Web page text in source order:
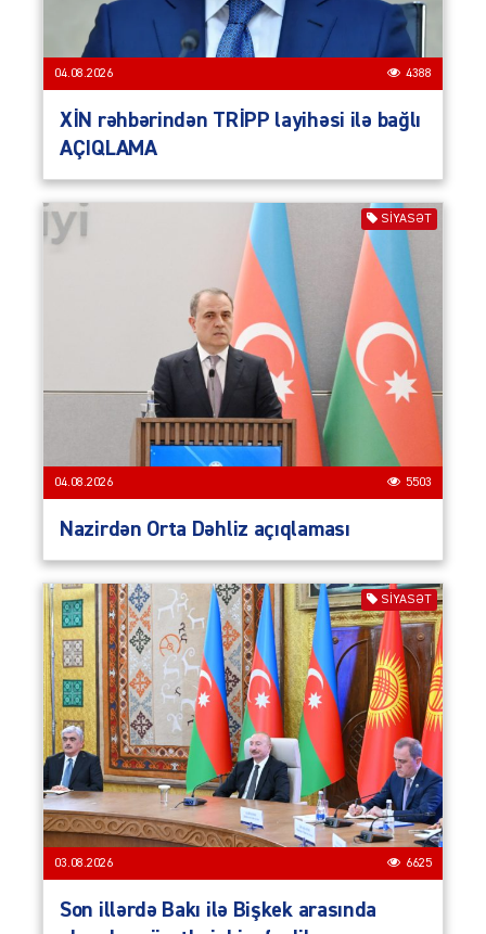
04.08.2026 4388
XİN rəhbərindən TRİPP layihəsi ilə bağlı
AÇIQLAMA
SIYASƏT
04.08.2026 5503
Nazirdən Orta Dəhliz açıqlaması
SIYASƏT
03.08.2026 6625
Son illərdə Bakı ilə Bişkek arasında